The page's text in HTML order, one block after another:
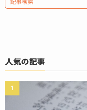
人気の記事